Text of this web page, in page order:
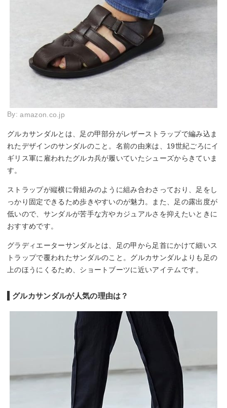
By:amazon.co.jp
グルカサンダルとは、足の甲部分がレザーストラップで編み込ま
れたデザインのサンダルのこと。名前の由来は、19世紀ごろにイ
ギリス軍に雇われたグルカ兵が履いていたシューズからきていま
す。
ストラップが縦横に骨組みのように組み合わさっており、足をし
っかり固定できるため歩きやすいのが魅力。また、足の露出度が
低いので、サンダルが苦手な方やカジュアルさを抑えたいときに
おすすめです。
グラディエーターサンダルとは、足の甲から足首にかけて細いス
トラップで覆われたサンダルのこと。グルカサンダルよりも足の
上のほうにくるため、ショートブーツに近いアイテムです。
グルカサンダルが人気の理由は？